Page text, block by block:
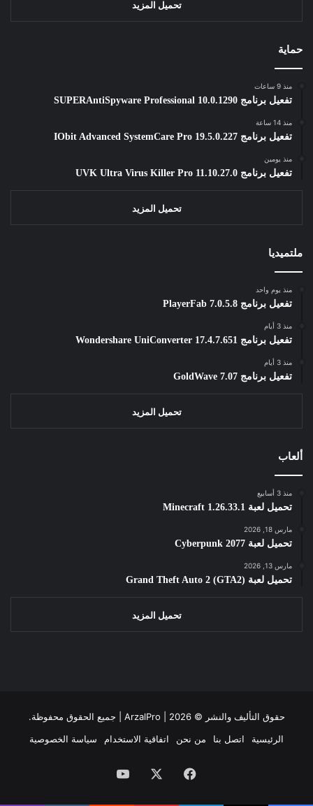
تحميل المزيد
حماية
منذ 9 ساعات
تفعيل برنامج SUPERAntiSpyware Professional 10.0.1290
منذ 14 ساعة
تفعيل برنامج IObit Advanced SystemCare Pro 19.5.0.227
منذ يومين
تفعيل برنامج UVK Ultra Virus Killer Pro 11.10.27.0
تحميل المزيد
ملتميديا
منذ يوم واحد
تفعيل برنامج PlayerFab 7.0.5.8
منذ 3 أيام
تفعيل برنامج Wondershare UniConverter 17.4.7.651
منذ 3 أيام
تفعيل برنامج GoldWave 7.07
تحميل المزيد
ألعاب
منذ 3 أسابيع
تحميل لعبة Minecraft 1.26.33.1
مارس 18, 2026
تحميل لعبة Cyberpunk 2077
مارس 13, 2026
تحميل لعبة Grand Theft Auto 2 (GTA2)
تحميل المزيد
حقوق التأليف والنشر © ArzalPro | 2026 | جميع الحقوق محفوظة.
الرئيسية
اتصل بنا من نحن اتفاقية الاستخدام سياسة الخصوصية
فيسبوك ‫YouTube